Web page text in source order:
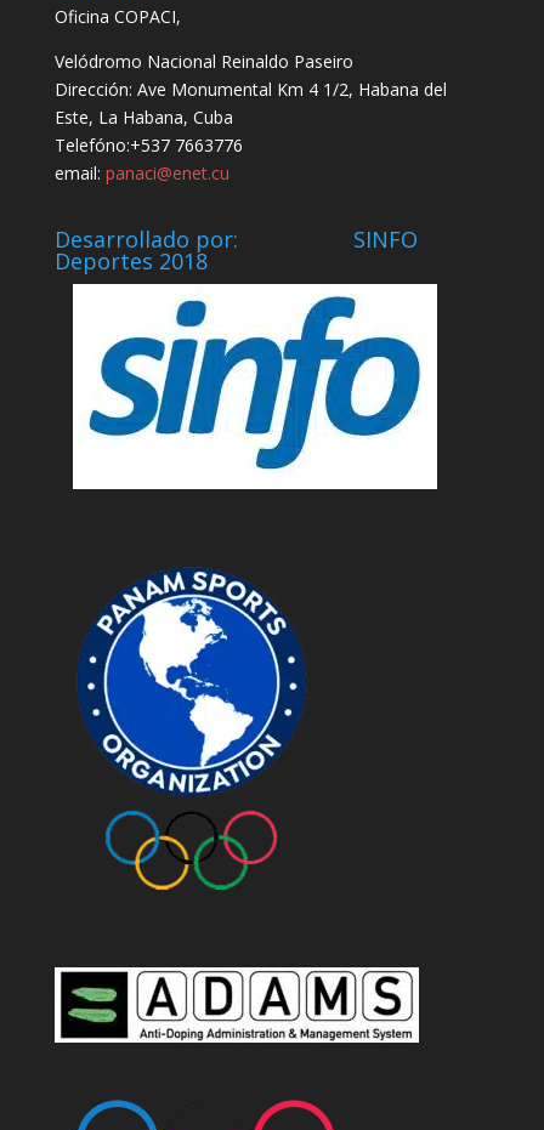
Oficina COPACI,
Velódromo Nacional Reinaldo Paseiro
Dirección: Ave Monumental Km 4 1/2, Habana del
Este, La Habana, Cuba
Telefóno:+537 7663776
email: panaci@enet.cu
Desarrollado por: SINFO
Deportes 2018